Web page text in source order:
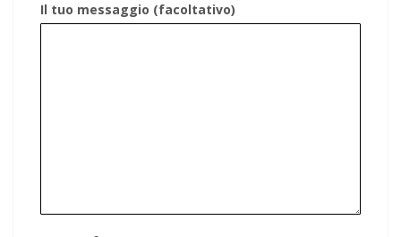
Il tuo messaggio (facoltativo)